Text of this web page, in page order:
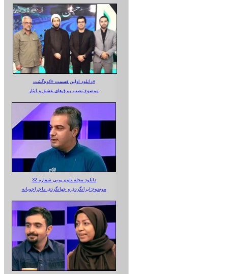
دانلود اولین قسمت «کوه‌گشت»
موضوع:نصب بیرق‌های عشق و ایثار
دانلود مجله تلویزیونی شماره 32
موضوع:ایرانگردی و جهانگردی ماجراجویانه